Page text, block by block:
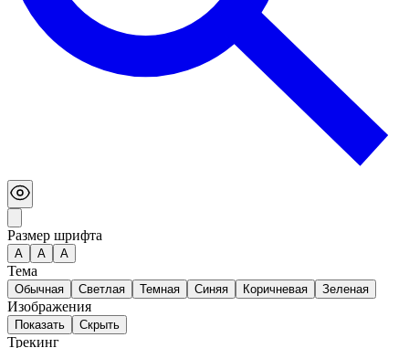
Размер шрифта
А A A
Тема
Обычная Светлая Темная Синяя Коричневая Зеленая
Изображения
Показать Скрыть
Трекинг